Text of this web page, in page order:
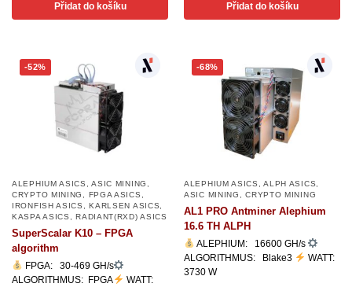
Přidat do košíku Přidat do košíku
-52%
ALEPHIUM ASICS ,ASIC MINING
CRYPTO MINING
FPGA ASICS
IRONFISH ASICS
,KARLSEN ASICS
KASPA ASICS
,RADIANT(RXD) ASICS
SuperScalar K10 – FPGA
algorithm
FPGA: 30-469 GH/s
ALGORITHMUS: FPGA
WATT:
-68%
ALEPHIUM ASICS ,ALPH ASICS
ASIC MINING
,CRYPTO MINING
AL1 PRO Antminer Alephium
16.6 TH ALPH
ALEPHIUM: 16600 GH/s
ALGORITHMUS: Blake3
WATT:
3730 W